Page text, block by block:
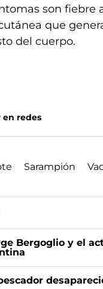
son fiebre
que
del cuerpo.
en redes
Sarampión
Bergoglio y el